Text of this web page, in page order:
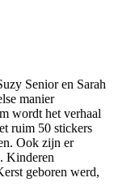
Senior en Sarah
manier
wordt het verhaal
ruim 50 stickers
Ook zijn er
Kinderen
geboren werd,